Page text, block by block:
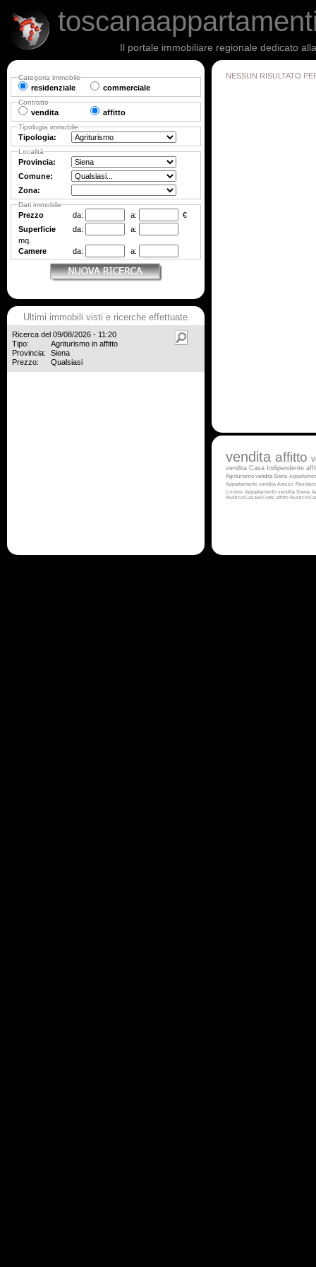
Il portale immobiliare regionale dedicato
NESSUN RISULTATO
vendita affitto
vendita Casa Indipendente
Agriturismo vendita Siena
Appartamento vendita Arezzo
Livorno Appartamento vendita Siena
Rustico/Casale/Corte affitto Rustico/
Categoria immobile
residenziale commerciale
Contratto
vendita affitto
Tipologia immobile
Tipologia:
Località
Provincia:
Comune:
Zona:
Dati immobile
Prezzo da: a:
€
Superficie
da:
a:
mq.
Camere
da: a:
Ultimi immobili visti e ricerche effettuate
Ricerca del 09/08/2026 - 11:20
Tipo:
Agriturismo in affitto
Provincia:
Siena
Prezzo:
Qualsiasi